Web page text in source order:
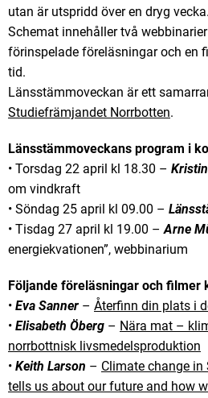
utan är utspridd över en dryg vecka.
Schemat innehåller två
förinspelade föreläsningar och en
tid.
Länsstämmoveckan är ett
Studiefrämjandet Norrbotten.
Länsstämmoveckans program i
• Torsdag 22 april kl 18.30 –
om vindkraft
• Söndag 25 april kl 09.00 –
• Tisdag 27 april kl 19.00 –Arne
energiekvationen”, webbinarium
Följande föreläsningar och filmer
• Eva Sanner – Återfinn din plats i
• Elisabeth Öberg – Nära mat –
norrbottnisk livsmedelsproduktion
• Keith Larson – Climate change
tells us about our future and how